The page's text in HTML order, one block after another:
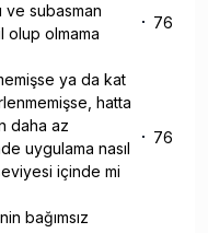
subasman
olup olmama
76
ya da kat
hatta
daha az
uygulama nasıl
içinde mi
76
bağımsız